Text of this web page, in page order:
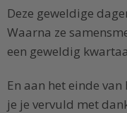
Deze geweldige
Waarna ze
een geweldig
En aan het einde
je je vervuld met